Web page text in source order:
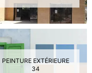
PEINTURE EXTÉRIEURE
34